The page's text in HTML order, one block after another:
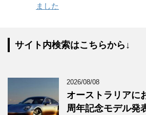
ました
サイト内検索はこちらから↓
2026/08/08
オーストラリアに
周年記念モデル発